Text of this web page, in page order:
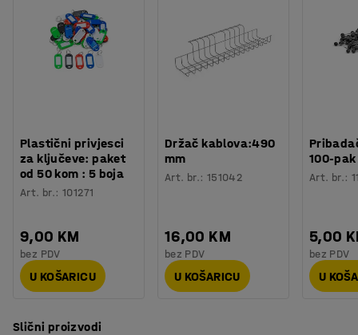
se postavljaju u perforacije na stupovima, zbog čega se
lako premještaju.
Svaka polica se može opremiti pregradom koju možete
Razmak između polica
Antracit
Broj za boju: RAL 7043
Materijal
Metal
Težina: 14,9 kg
Montaža: Dolazi nesastavljeno
Testirano: EN 16121:2023
Plastični privjesci
za ključeve: paket
od 50 kom : 5 boja
Art. br.:101271
9,00 KM
bez PDV
U KOŠARICU
Držač kablova:490
mm
Art. br.: 151042
16,00 KM
bez PDV
U KOŠARICU
100-pak
Art. br.:
5,00
bez PDV
U
Slični proizvodi